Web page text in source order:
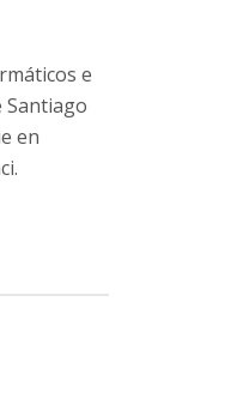
e
Santiago
en